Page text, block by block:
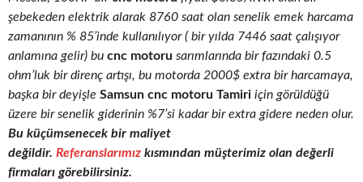
şebekeden elektrik alarak 8760 saat olan senelik emek harcama
zamanının % 85’inde kullanılıyor ( bir yılda 7446 saat çalışıyor
anlamına gelir) bu cnc motoru sarımlarında bir fazındaki 0.5
ohm’luk bir direnç artışı, bu motorda 2000$ extra bir harcamaya,
başka bir deyişle Samsun cnc motoru Tamiri için görüldüğü
üzere bir senelik giderinin %7’si kadar bir extra gidere neden olur.
Bu küçümsenecek bir maliyet
değildir. Referanslarımız kısmından müşterimiz olan değerli
firmaları görebilirsiniz.